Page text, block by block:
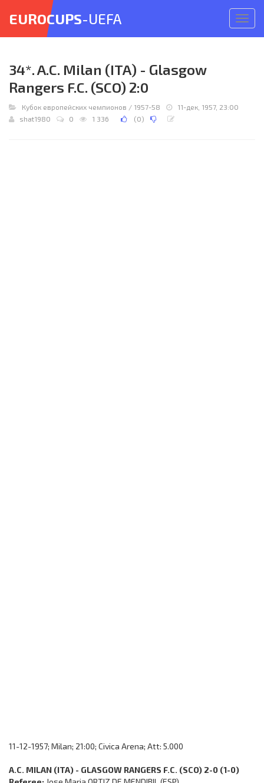
меню
EUROCUPS-UEFA
34*. A.C. Milan (ITA) - Glasgow
Rangers F.C. (SCO) 2:0
Кубок европейских чемпионов / 1957-58
11-дек, 1957, 23:00
shat1980
0 1 336 (0)
11-12-1957; Milan; 21:00; Civica Arena; Att: 5.000
A.C. MILAN (ITA) - GLASGOW RANGERS F.C. (SCO) 2-0 (1-0)